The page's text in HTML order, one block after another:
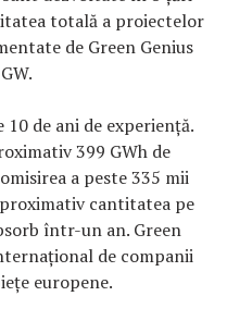
totală a proiectelor
de Green Genius
10 de ani de experiență.
399 GWh de
a peste 335 mii
cantitatea pe
într-un an. Green
de companii
europene.